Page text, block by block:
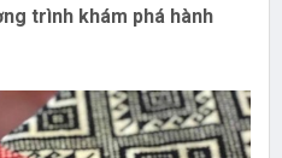
trình khám phá hành